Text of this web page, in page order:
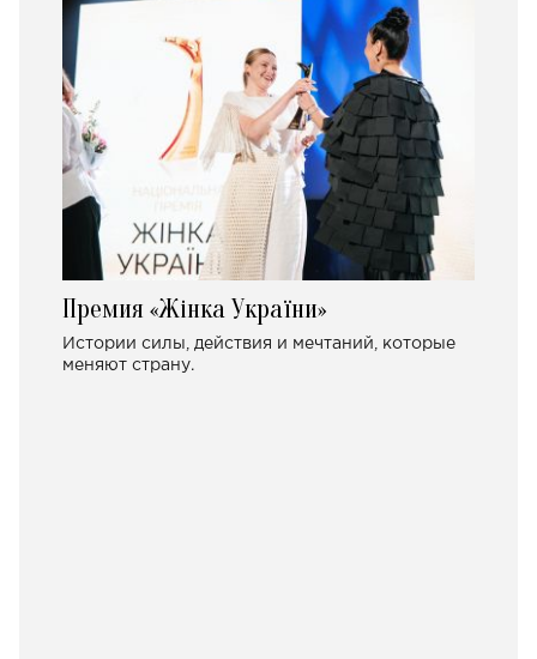
Премия «Жінка України»
Истории силы, действия и мечтаний, которые
меняют страну.